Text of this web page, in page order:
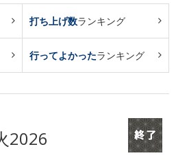
打ち上げ数ランキング
行ってよかったランキング
2026